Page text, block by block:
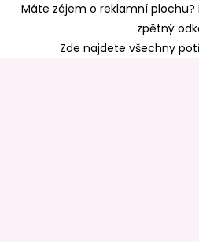
Máte zájem o reklamní plochu?
zpětný
Zde najdete všechny